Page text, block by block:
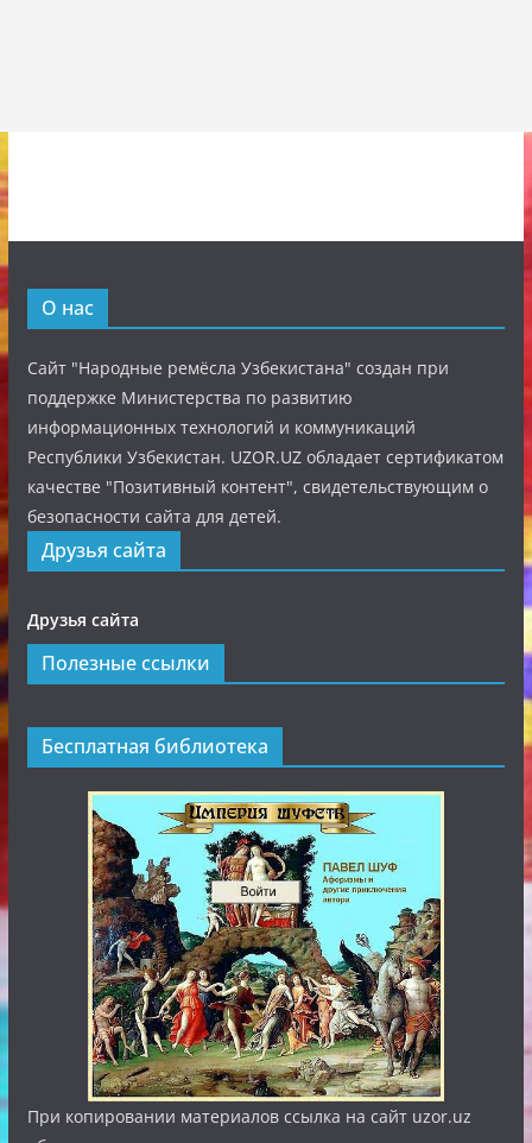
О нас
Сайт "Народные ремёсла Узбекистана" создан при
поддержке Министерства по развитию
информационных технологий и коммуникаций
Республики Узбекистан. UZOR.UZ обладает сертификатом
качестве "Позитивный контент", свидетельствующим о
безопасности сайта для детей.
Друзья сайта
Друзья сайта
Полезные ссылки
Бесплатная библиотека
При копировании материалов ссылка на сайт uzor.uz